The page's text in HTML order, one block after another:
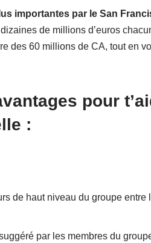
importantes par le San
de millions d’euros
des 60 millions de CA, tout en
pour
:
de haut niveau du groupe entre
par les membres du